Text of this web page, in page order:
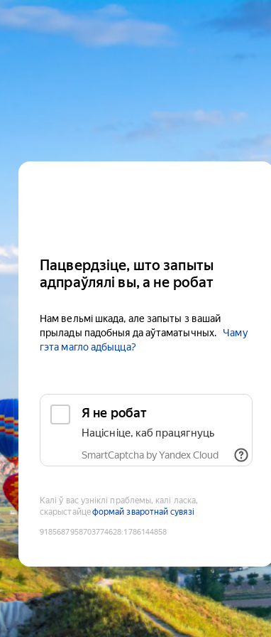
Пацвердзіце, што запыты
адпраўлялі вы, а не робат
Нам вельмі шкада, але запыты з вашай
прылады падобныя да аўтаматычных.
Чаму
гэта магло адбыцца?
Я не робат
Націсніце, каб працягнуць
SmartCaptcha by Yandex Cloud
Калі ў вас узніклі праблемы, калі ласка,
скарыстайцеформай зваротнай сувязі
9185687958703774628:1786144858